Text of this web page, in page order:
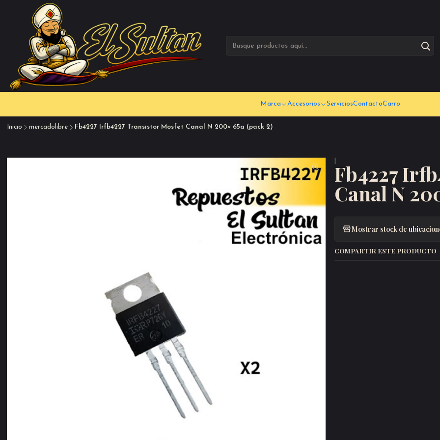
Marca Accesorios ServiciosContactoCarro
Inicio mercadolibre Fb4227 Irfb4227 Transistor Mosfet Canal N 200v 65a (pack 2)
Fb4227
Canal N
Mostrar stock de
COMPARTIR ESTE PRODUCTO